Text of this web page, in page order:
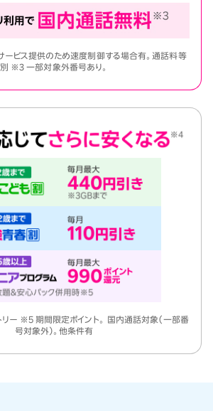
ビス提供のため速度制御する場合有。通話料等
別 ※3 一部対象外番号あり。
ー ※5 期間限定ポイント。 国内通話対象（一部番
号対象外）。他条件有